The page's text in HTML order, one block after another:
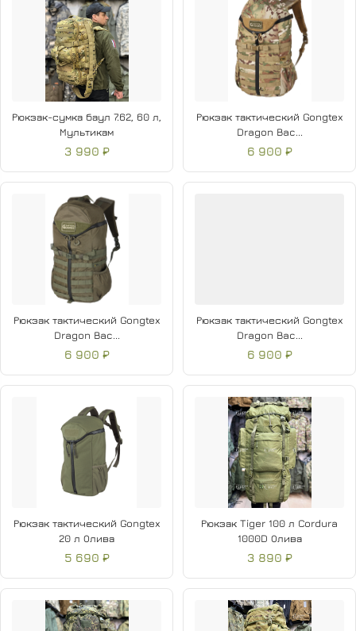
Рюкзак-сумка баул 7.62, 60 л,
Мультикам
3 990 ₽
Рюкзак тактический Gongtex
Dragon Bac...
6 900 ₽
Рюкзак тактический Gongtex
Dragon Bac...
6 900 ₽
Рюкзак тактический Gongtex
Dragon Bac...
6 900 ₽
Рюкзак тактический Gongtex
20 л Олива
5 690 ₽
Рюкзак Tiger 100 л Cordura
1000D Олива
3 890 ₽